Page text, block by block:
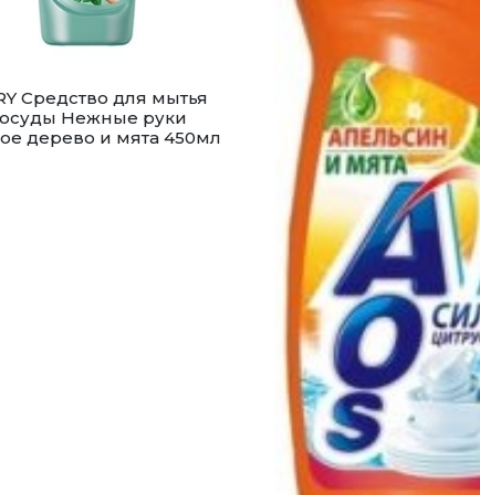
Средство для мытья
Нежные руки
дерево и мята 450мл